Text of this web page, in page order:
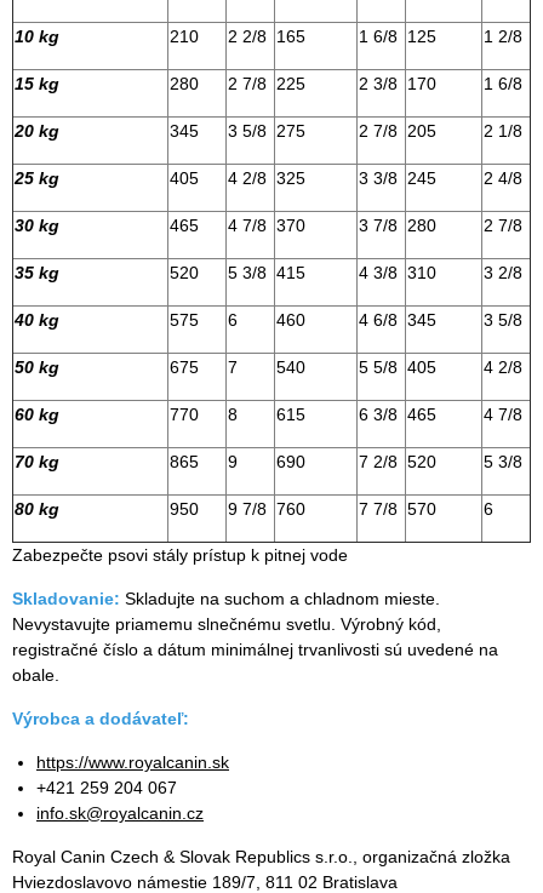
10 kg 210 2 2/8 165 1 6/8 125 1 2/8
15 kg 280 2 7/8 225 2 3/8 170 1 6/8
20 kg 345 3 5/8 275 2 7/8 205 2 1/8
25 kg 405 4 2/8 325 3 3/8 245 2 4/8
30 kg 465 4 7/8 370 3 7/8 280 2 7/8
35 kg 520 5 3/8 415 4 3/8 310 3 2/8
40 kg 575 6 460 4 6/8 345 3 5/8
50 kg 675 7 540 5 5/8 405 4 2/8
60 kg 770 8 615 6 3/8 465 4 7/8
70 kg 865 9 690 7 2/8 520 5 3/8
80 kg 950 9 7/8 760 7 7/8 570 6
Zabezpečte psovi stály prístup k pitnej vode
Skladovanie: Skladujte na suchom a chladnom mieste.
Nevystavujte priamemu slnečnému svetlu. Výrobný kód,
registračné číslo a dátum minimálnej trvanlivosti sú uvedené na
obale.
Výrobca a dodávateľ:
https://www.royalcanin.sk
+421 259 204 067
info.sk@royalcanin.cz
Royal Canin Czech & Slovak Republics s.r.o., organizačná zložka
Hviezdoslavovo námestie 189/7, 811 02 Bratislava